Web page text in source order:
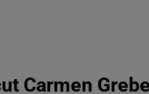
Carmen